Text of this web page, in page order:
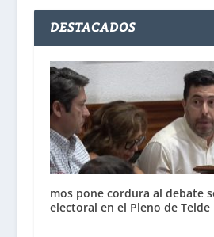
DESTACADOS
mos pone cordura al debate
electoral en el Pleno de Telde